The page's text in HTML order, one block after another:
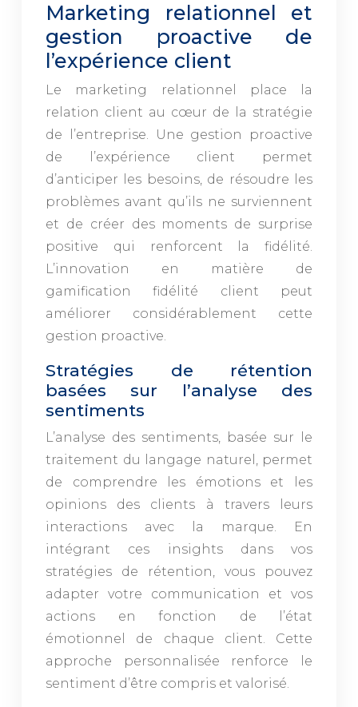
Marketing relationnel et
gestion proactive de
l’expérience client
Le marketing relationnel place la
relation client au cœur de la stratégie
de l’entreprise. Une gestion proactive
de l’expérience client permet
d’anticiper les besoins, de résoudre les
problèmes avant qu’ils ne surviennent
et de créer des moments de surprise
positive qui renforcent la fidélité.
L’innovation en matière de
gamification fidélité client peut
améliorer considérablement cette
gestion proactive.
Stratégies de rétention
basées sur l’analyse des
sentiments
L’analyse des sentiments, basée sur le
traitement du langage naturel, permet
de comprendre les émotions et les
opinions des clients à travers leurs
interactions avec la marque. En
intégrant ces insights dans vos
stratégies de rétention, vous pouvez
adapter votre communication et vos
actions en fonction de l’état
émotionnel de chaque client. Cette
approche personnalisée renforce le
sentiment d’être compris et valorisé.